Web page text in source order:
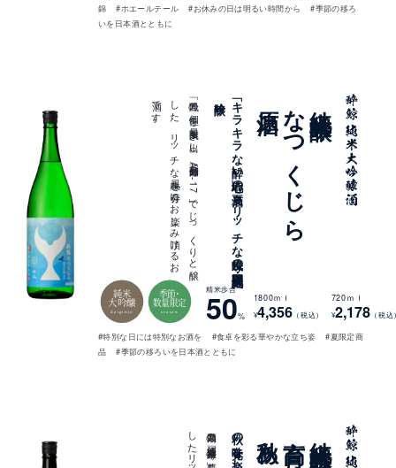
錦
#ホエールテール #お休みの日は明るい時間から
#季節の移ろ
いを日本酒とともに
なつくじら
「キ
ラ
キ
ラ
な
酔い
心地」の
夏酒、
リ
ッ
チ
な
風味の
期間限定・純米大
「吟風」の
個性を
最大限引き
出し
、
高知酵母「A
C
-
1
7
」で
じ
っ
く
り
と
醸
し
た
、
リ
ッ
チ
な
風味を
存分に
お
楽し
み
頂け
る
お
酒で
す
。
純米
大吟醸
daiginjo
季節・
数量限定
season
精米歩合
50%
1800ｍｌ
¥4,356 （税込）
720ｍｌ
¥2,178 （税込
#特別な日には特別なお酒を #食卓を彩る華やかな立ち姿
#夏限定商
品
#季節の移ろいを日本酒とともに